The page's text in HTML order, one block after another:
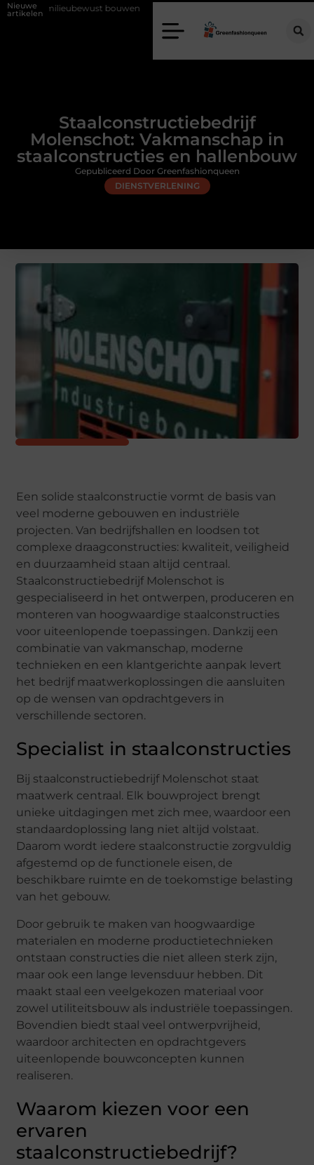
Nieuwe
artikelenbouwen Zo haalt u echt vuur in huis zonder schoorsteen
Staalconstructiebedrijf
Molenschot: Vakmanschap in
staalconstructies en hallenbouw
DIENSTVERLENING
Gepubliceerd Door Greenfashionqueen
Een solide staalconstructie vormt de basis van
veel moderne gebouwen en industriële
projecten. Van bedrijfshallen en loodsen tot
complexe draagconstructies: kwaliteit, veiligheid
en duurzaamheid staan altijd centraal.
Staalconstructiebedrijf Molenschot is
gespecialiseerd in het ontwerpen, produceren en
monteren van hoogwaardige staalconstructies
voor uiteenlopende toepassingen. Dankzij een
combinatie van vakmanschap, moderne
technieken en een klantgerichte aanpak levert
het bedrijf maatwerkoplossingen die aansluiten
op de wensen van opdrachtgevers in
verschillende sectoren.
Specialist in staalconstructies
Bij staalconstructiebedrijf Molenschot staat
maatwerk centraal. Elk bouwproject brengt
unieke uitdagingen met zich mee, waardoor een
standaardoplossing lang niet altijd volstaat.
Daarom wordt iedere staalconstructie zorgvuldig
afgestemd op de functionele eisen, de
beschikbare ruimte en de toekomstige belasting
van het gebouw.
Door gebruik te maken van hoogwaardige
materialen en moderne productietechnieken
ontstaan constructies die niet alleen sterk zijn,
maar ook een lange levensduur hebben. Dit
maakt staal een veelgekozen materiaal voor
zowel utiliteitsbouw als industriële toepassingen.
Bovendien biedt staal veel ontwerpvrijheid,
waardoor architecten en opdrachtgevers
uiteenlopende bouwconcepten kunnen
realiseren.
Waarom kiezen voor een
ervaren
staalconstructiebedrijf?